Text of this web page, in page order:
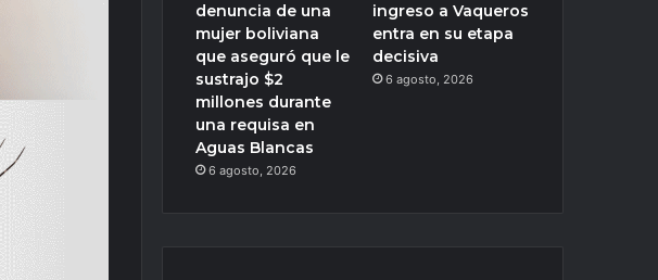
denuncia de una
mujer boliviana
que aseguró que le
sustrajo $2
millones durante
una requisa en
Aguas Blancas
6 agosto, 2026
ingreso a Vaqueros
entra en su etapa
decisiva
6 agosto, 2026